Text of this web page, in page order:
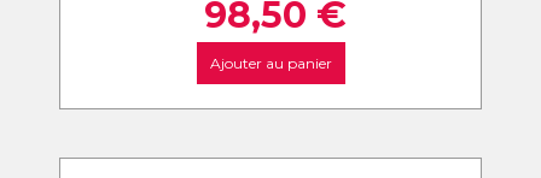
98,50 €
Ajouter au panier